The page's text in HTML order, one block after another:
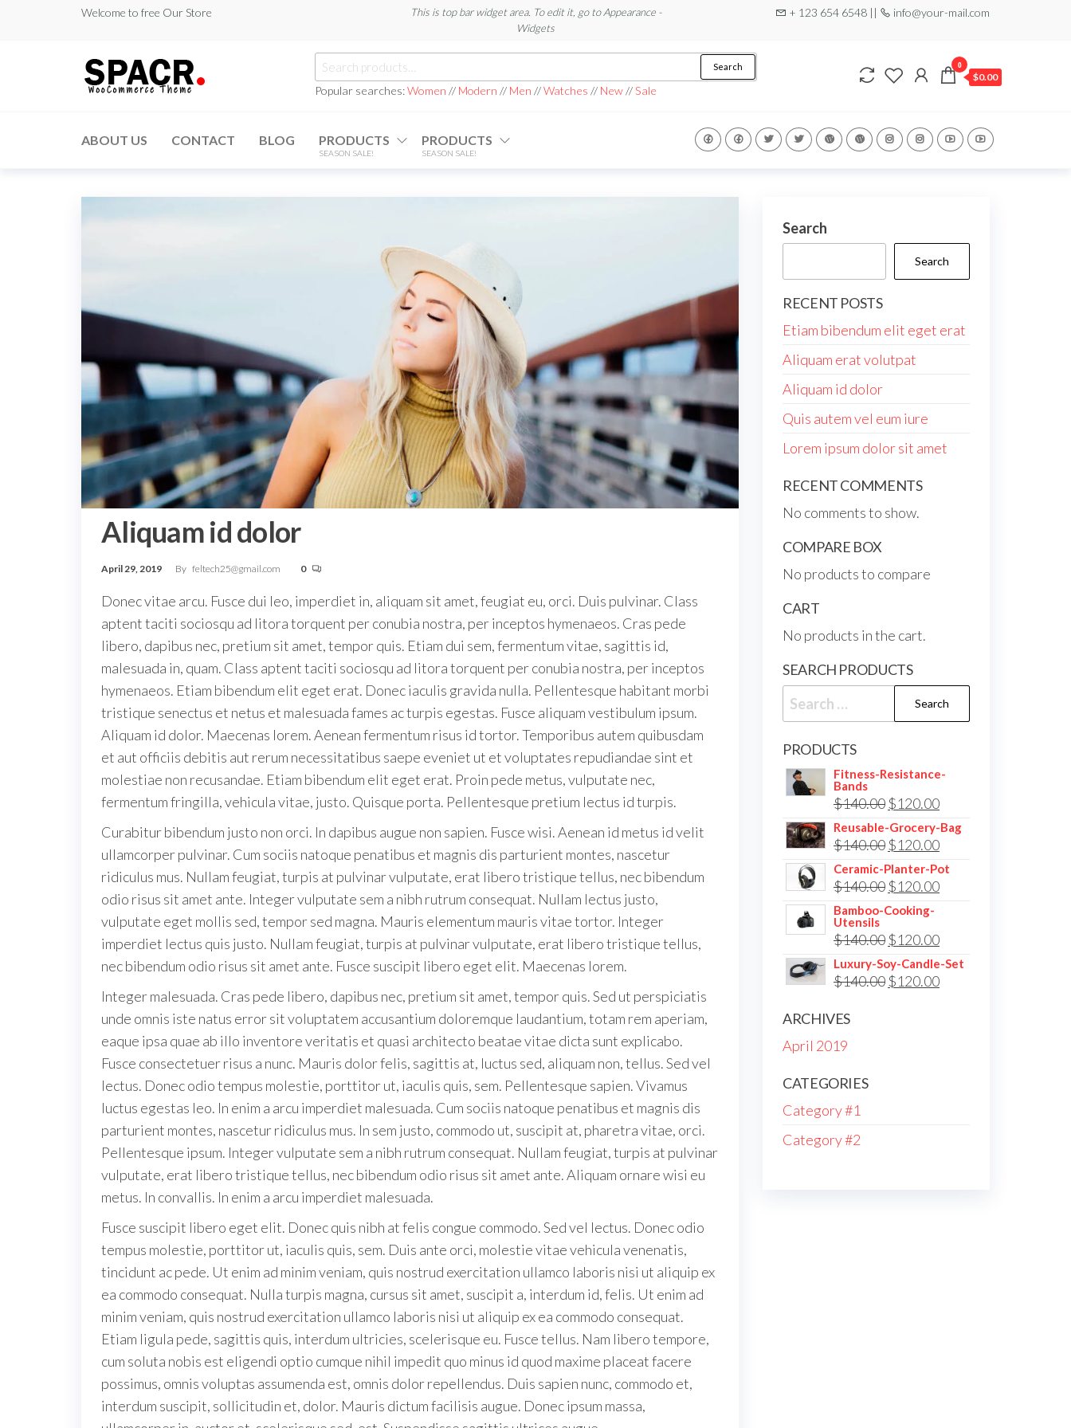
Welcome to free Our Store
This is top bar widget area. To edit it, go to Appearance -
Widgets
+ 123 654 6548 || info@your-mail.com
Search
for:
Search
Popular searches:Women // Modern // Men //Watches // New//Sale
0
$0.00
ABOUT US CONTACT BLOG PRODUCTS
SEASON SALE!
PRODUCTS
SEASON SALE!
Aliquam id dolor
April 29, 2019 By feltech25@gmail.com 0
Donec vitae arcu. Fusce dui leo, imperdiet in, aliquam sit amet, feugiat eu, orci. Duis pulvinar. Class
aptent taciti sociosqu ad litora torquent per conubia nostra, per inceptos hymenaeos. Cras pede
libero, dapibus nec, pretium sit amet, tempor quis. Etiam dui sem, fermentum vitae, sagittis id,
malesuada in, quam. Class aptent taciti sociosqu ad litora torquent per conubia nostra, per inceptos
hymenaeos. Etiam bibendum elit eget erat. Donec iaculis gravida nulla. Pellentesque habitant morbi
tristique senectus et netus et malesuada fames ac turpis egestas. Fusce aliquam vestibulum ipsum.
Aliquam id dolor. Maecenas lorem. Aenean fermentum risus id tortor. Temporibus autem quibusdam
et aut officiis debitis aut rerum necessitatibus saepe eveniet ut et voluptates repudiandae sint et
molestiae non recusandae. Etiam bibendum elit eget erat. Proin pede metus, vulputate nec,
fermentum fringilla, vehicula vitae, justo. Quisque porta. Pellentesque pretium lectus id turpis.
Curabitur bibendum justo non orci. In dapibus augue non sapien. Fusce wisi. Aenean id metus id velit
ullamcorper pulvinar. Cum sociis natoque penatibus et magnis dis parturient montes, nascetur
ridiculus mus. Nullam feugiat, turpis at pulvinar vulputate, erat libero tristique tellus, nec bibendum
odio risus sit amet ante. Integer vulputate sem a nibh rutrum consequat. Nullam lectus justo,
vulputate eget mollis sed, tempor sed magna. Mauris elementum mauris vitae tortor. Integer
imperdiet lectus quis justo. Nullam feugiat, turpis at pulvinar vulputate, erat libero tristique tellus,
nec bibendum odio risus sit amet ante. Fusce suscipit libero eget elit. Maecenas lorem.
Integer malesuada. Cras pede libero, dapibus nec, pretium sit amet, tempor quis. Sed ut perspiciatis
unde omnis iste natus error sit voluptatem accusantium doloremque laudantium, totam rem aperiam,
eaque ipsa quae ab illo inventore veritatis et quasi architecto beatae vitae dicta sunt explicabo.
Fusce consectetuer risus a nunc. Mauris dolor felis, sagittis at, luctus sed, aliquam non, tellus. Sed vel
lectus. Donec odio tempus molestie, porttitor ut, iaculis quis, sem. Pellentesque sapien. Vivamus
luctus egestas leo. In enim a arcu imperdiet malesuada. Cum sociis natoque penatibus et magnis dis
parturient montes, nascetur ridiculus mus. In sem justo, commodo ut, suscipit at, pharetra vitae, orci.
Pellentesque ipsum. Integer vulputate sem a nibh rutrum consequat. Nullam feugiat, turpis at pulvinar
vulputate, erat libero tristique tellus, nec bibendum odio risus sit amet ante. Aliquam ornare wisi eu
metus. In convallis. In enim a arcu imperdiet malesuada.
Fusce suscipit libero eget elit. Donec quis nibh at felis congue commodo. Sed vel lectus. Donec odio
tempus molestie, porttitor ut, iaculis quis, sem. Duis ante orci, molestie vitae vehicula venenatis,
tincidunt ac pede. Ut enim ad minim veniam, quis nostrud exercitation ullamco laboris nisi ut aliquip ex
ea commodo consequat. Nulla turpis magna, cursus sit amet, suscipit a, interdum id, felis. Ut enim ad
minim veniam, quis nostrud exercitation ullamco laboris nisi ut aliquip ex ea commodo consequat.
Etiam ligula pede, sagittis quis, interdum ultricies, scelerisque eu. Fusce tellus. Nam libero tempore,
cum soluta nobis est eligendi optio cumque nihil impedit quo minus id quod maxime placeat facere
possimus, omnis voluptas assumenda est, omnis dolor repellendus. Duis sapien nunc, commodo et,
interdum suscipit, sollicitudin et, dolor. Mauris dictum facilisis augue. Donec ipsum massa,
Search
Search
RECENT POSTS
Etiam bibendum elit eget erat
Aliquam erat volutpat
Aliquam id dolor
Quis autem vel eum iure
Lorem ipsum dolor sit amet
RECENT COMMENTS
No comments to show.
COMPARE BOX
No products to compare
CART
No products in the cart.
SEARCH PRODUCTS
Search
for:
PRODUCTS
Fitness-Resistance-
Bands
$140.00 Original
price
was:
$140.00.
$120.00Current
price
is:
$120.00.
Reusable-Grocery-Bag
$140.00 Original
price
was:
$140.00.
$120.00Current
price
is:
Ceramic-Planter-Pot
$140.00 Original
price
was:
$140.00.
$120.00Current
$120.00.
Bamboo-Cooking-
Utensils
$140.00 Original
price
was:
$120.00Current
price
is:
Luxury-Soy-Candle-Set
$140.00 Original
$120.00Current
ARCHIVES
April 2019
CATEGORIES
Category #1
Category #2